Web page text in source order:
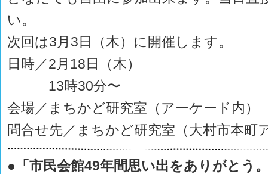
い。
次回は3月3日（木）に開催します。
日時／2月18日（木）
13時30分〜
会場／まちかど研究室（アーケード内）
問合せ先／まちかど研究室（大村市本町
●「市民会館49年間思い出をありがとう